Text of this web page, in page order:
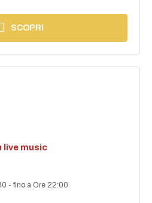
SCOPRI
live music
-fino a Ore 22:00